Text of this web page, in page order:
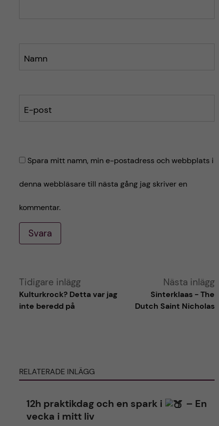
Namn
E-post
Spara mitt namn, min e-postadress och webbplats i
denna webbläsare till nästa gång jag skriver en
kommentar.
Svara
A
r
Tidigare inlägg
Kulturkrock? Detta var jag
inte beredd på
Nästa inlägg
Sinterklaas - The
Dutch Saint Nicholas
RELATERADE INLÄGG
12h praktikdag och en spark i
– En
vecka i mitt liv